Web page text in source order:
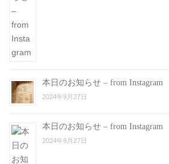
本日のお知らせ – from Instagram
2024年9月27日
本日のお知らせ – from Instagram
2024年9月27日